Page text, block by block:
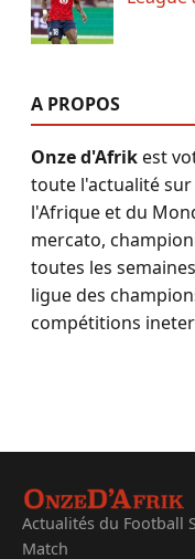
A PROPOS
Onze d'Afrikest
toute l'actualité
l'Afrique et du
mercato,
toutes les
ligue des
compétitions
Actualités du Football
Match